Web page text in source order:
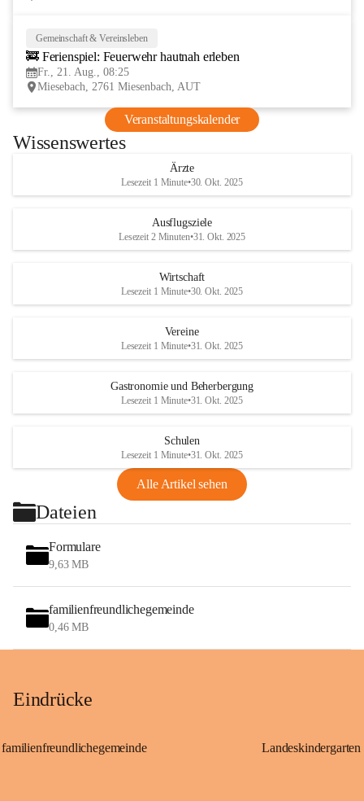
Gemeinschaft & Vereinsleben
🚒 Ferienspiel: Feuerwehr hautnah erleben
Fr., 21. Aug., 08:25
Miesebach, 2761 Miesenbach, AUT
Veranstaltungskalender
Wissenswertes
Ärzte
Lesezeit 1 Minute•30. Okt. 2025
Ausflugsziele
Lesezeit 2 Minuten•31. Okt. 2025
Wirtschaft
Lesezeit 1 Minute•30. Okt. 2025
Vereine
Lesezeit 1 Minute•31. Okt. 2025
Gastronomie und Beherbergung
Lesezeit 1 Minute•31. Okt. 2025
Schulen
Lesezeit 1 Minute•31. Okt. 2025
Alle Artikel sehen
Dateien
Formulare
9,63 MB
familienfreundlichegemeinde
0,46 MB
Eindrücke
familienfreundlichegemeinde